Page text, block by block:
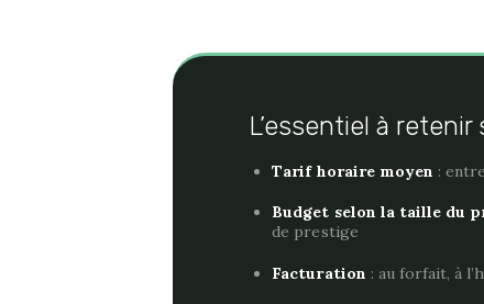
L’essentiel à
Tarif horaire moyen :
Budget selon la taille du
de prestige
Facturation : au forfait, à